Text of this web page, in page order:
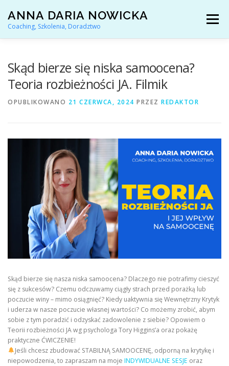
treści
ANNA DARIA NOWICKA
Coaching, Szkolenia, Doradztwo
Menu
KONTAKT
Skąd bierze się niska samoocena?
Teoria rozbieżności JA. Filmik
OPUBLIKOWANO 21 CZERWCA, 2024 PRZEZ REDAKTOR
Skąd bierze się nasza niska samoocena? Dlaczego nie potrafimy cieszyć
się z sukcesów? Czemu odczuwamy ciągły strach przed porażką lub
poczucie winy – mimo osiągnięć? Kiedy uaktywnia się Wewnętrzny Krytyk
i uderza w nasze poczucie własnej wartości? Co możemy zrobić, abym
sobie z tym poradzić i odzyskać zadowolenie z siebie? Opowiem o
Teorii rozbieżności JA wg psychologa Tory Higgins’a oraz pokażę
praktyczne ĆWICZENIE!
Jeśli chcesz zbudować STABILNĄ SAMOOCENĘ, odporną na krytykę i
niepowodzenia, to zapraszam na moje INDYWIDUALNE SESJE oraz